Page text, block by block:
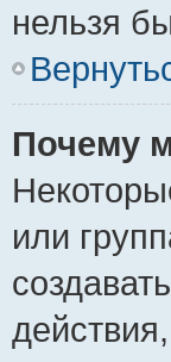
нельзя
Почему
или